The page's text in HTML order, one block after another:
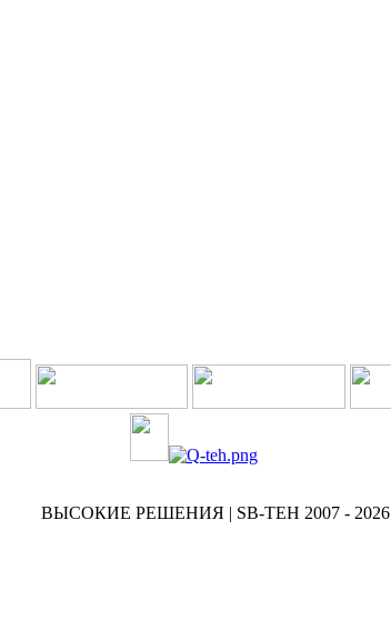
ВЫСОКИЕ РЕШЕНИЯ | SB-TEH 2007 - 2026